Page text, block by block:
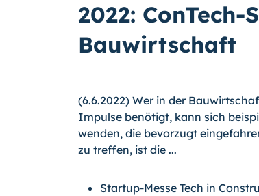
2022:
Bauwirtschaft
(6.6.2022) Wer in der
Impulse benötigt, kann sich
wenden, die bevorzugt
zu treffen, ist die ...
Startup-Messe Tech in